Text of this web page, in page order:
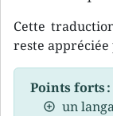
Cette
reste appréciée
Points forts :
un